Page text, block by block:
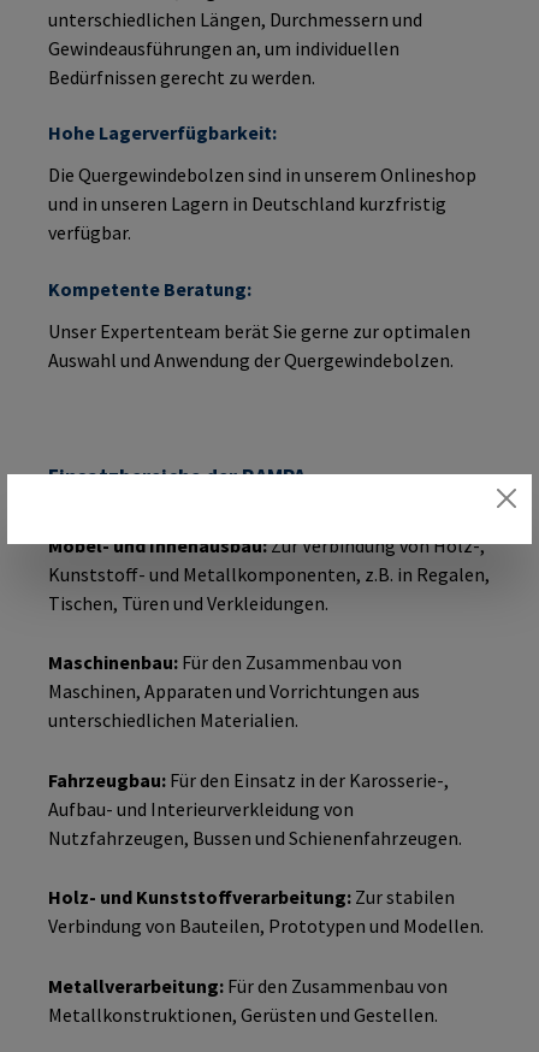
unterschiedlichen Längen, Durchmessern und
Gewindeausführungen an, um individuellen
Bedürfnissen gerecht zu werden.
Hohe Lagerverfügbarkeit:
Die Quergewindebolzen sind in unserem Onlineshop
und in unseren Lagern in Deutschland kurzfristig
verfügbar.
Kompetente Beratung:
Unser Expertenteam berät Sie gerne zur optimalen
Auswahl und Anwendung der Quergewindebolzen.
Einsatzbereiche der RAMPA
Möbel- und Innenausbau:Zur Verbindung von Holz-,
Kunststoff- und Metallkomponenten, z.B. in Regalen,
Tischen, Türen und Verkleidungen.
Maschinenbau: Für den Zusammenbau von
Maschinen, Apparaten und Vorrichtungen aus
unterschiedlichen Materialien.
Fahrzeugbau: Für den Einsatz in der Karosserie-,
Aufbau- und Interieurverkleidung von
Nutzfahrzeugen, Bussen und Schienenfahrzeugen.
Holz- und Kunststoffverarbeitung: Zur stabilen
Verbindung von Bauteilen, Prototypen und Modellen.
Metallverarbeitung: Für den Zusammenbau von
Metallkonstruktionen, Gerüsten und Gestellen.